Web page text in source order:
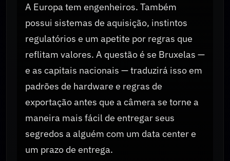
A Europa tem engenheiros. Também
possui sistemas de aquisição, instintos
regulatórios e um apetite por regras que
reflitam valores. A questão é se Bruxelas —
e as capitais nacionais — traduzirá isso em
padrões de hardware e regras de
exportação antes que a câmera se torne a
maneira mais fácil de entregar seus
segredos a alguém com um data center e
um prazo de entrega.